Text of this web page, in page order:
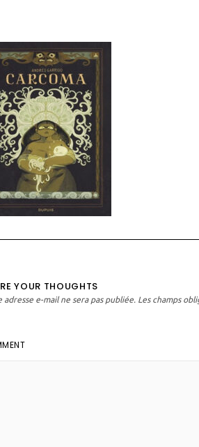
YOUR THOUGHTS
adresse e-mail ne sera pas publiée. Les champs